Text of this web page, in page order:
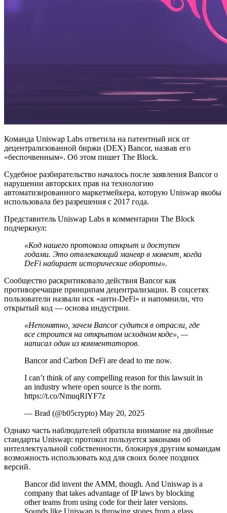
Команда Uniswap Labs ответила на патентный иск от
децентрализованной биржи (DEX) Bancor, назвав его
«беспочвенным». Об этом пишет The Block.
Судебное разбирательство началось после заявления Bancor о
нарушении авторских прав на технологию
автоматизированного маркетмейкера, которую Uniswap якобы
использовала без разрешения с 2017 года.
Представитель Uniswap Labs в комментарии The Block
подчеркнул:
«Код нашего протокола открыт и доступен
годами. Это отвлекающий маневр в момент, когда
DeFi набирает исторические обороты».
Сообщество раскритиковало действия Bancor как
противоречащие принципам децентрализации. В соцсетях
пользователи назвали иск «анти-DeFi» и напомнили, что
открытый код — основа индустрии.
«Непонятно, зачем Bancor судится в отрасли, где
все строится на открытом исходном коде», —
написал один из комментаторов.
Bancor and Carbon DeFi are dead to me now.
I can’t think of any compelling reason for this lawsuit in
an industry where open source is the norm.
https://t.co/NmuqRlYF7z
— Brad (@b05crypto) May 20, 2025
Однако часть наблюдателей обратила внимание на двойные
стандарты Uniswap: протокол пользуется законами об
интеллектуальной собственности, блокируя другим командам
возможность использовать код для своих более поздних
версий.
Bancor did invent the AMM, though. And Uniswap is a
company that takes advantage of IP laws by blocking
other teams from using code for their later versions.
Sounds like Uniswap is throwing stones from a glass